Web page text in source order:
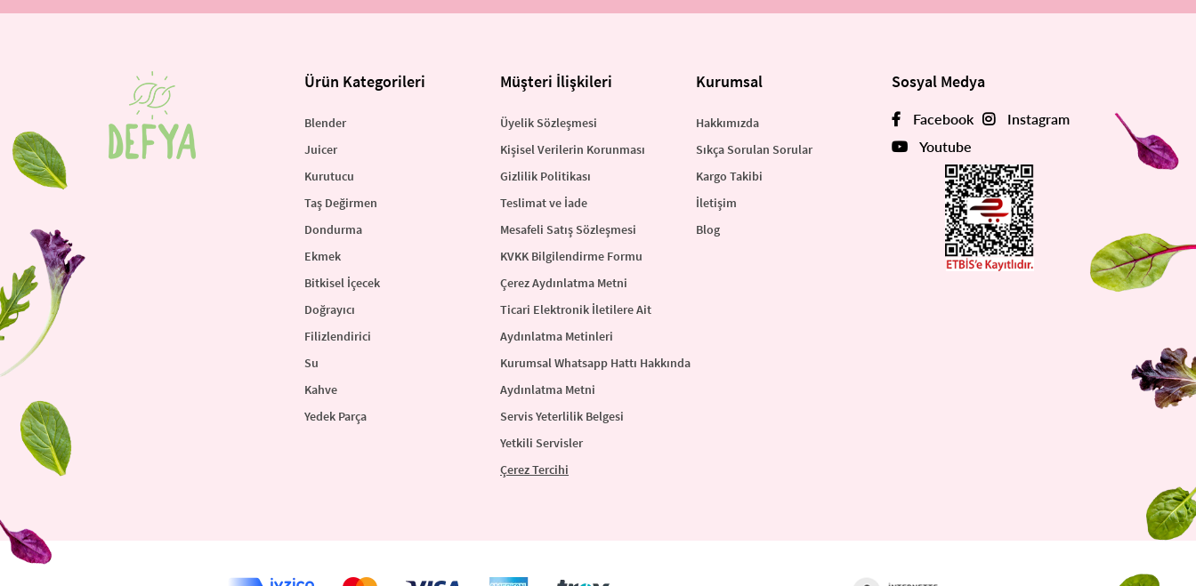
Ürün Kategorileri
Blender
Juicer
Kurutucu
Taş Değirmen
Dondurma
Ekmek
Bitkisel İçecek
Doğrayıcı
Filizlendirici
Su
Kahve
Yedek Parça
Müşteri İlişkileri
Üyelik Sözleşmesi
Kişisel Verilerin Korunması
Gizlilik Politikası
Teslimat ve İade
Mesafeli Satış Sözleşmesi
KVKK Bilgilendirme Formu
Çerez Aydınlatma Metni
Ticari Elektronik İletilere Ait
Aydınlatma Metinleri
Kurumsal Whatsapp Hattı Hakkında
Aydınlatma Metni
Servis Yeterlilik Belgesi
Yetkili Servisler
Çerez Tercihi
Kurumsal
Hakkımızda
Sıkça Sorulan Sorular
Kargo Takibi
İletişim
Blog
Sosyal Medya
Facebook
Instagram
Youtube